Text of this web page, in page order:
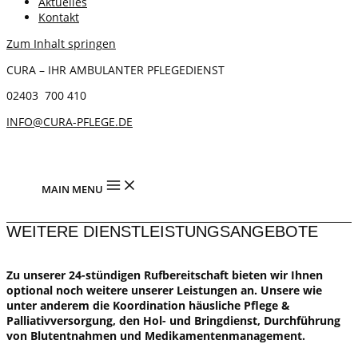
Kontakt
Zum Inhalt springen
CURA – IHR AMBULANTER PFLEGEDIENST
02403 700 410
INFO@CURA-PFLEGE.DE
MAIN MENU
WEITERE DIENSTLEISTUNGSANGEBOTE
Zu unserer 24-stündigen Rufbereitschaft bieten wir Ihnen
optional noch weitere unserer Leistungen an. Unsere wie
unter anderem die Koordination häusliche Pflege &
Palliativversorgung, den Hol- und Bringdienst, Durchführung
von Blutentnahmen und Medikamentenmanagement.